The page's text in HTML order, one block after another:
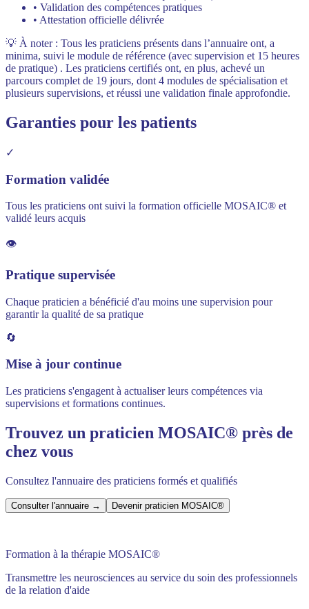
• Validation des compétences pratiques
• Attestation officielle délivrée
💡 À noter : Tous les praticiens présents dans l’annuaire ont, a
minima, suivi le module de référence (avec supervision et 15 heures
de pratique) . Les praticiens certifiés ont, en plus, achevé un
parcours complet de 19 jours, dont 4 modules de spécialisation et
plusieurs supervisions, et réussi une validation finale approfondie.
Garanties pour les patients
✓
Formation validée
Tous les praticiens ont suivi la formation officielle MOSAIC® et
validé leurs acquis
👁️
Pratique supervisée
Chaque praticien a bénéficié d'au moins une supervision pour
garantir la qualité de sa pratique
🔄
Mise à jour continue
Les praticiens s'engagent à actualiser leurs compétences via
supervisions et formations continues.
Trouvez un praticien MOSAIC® près de
chez vous
Consultez l'annuaire des praticiens formés et qualifiés
Consulter l'annuaire → Devenir praticien MOSAIC®
Formation à la thérapie MOSAIC®
Transmettre les neurosciences au service du soin des professionnels
de la relation d'aide